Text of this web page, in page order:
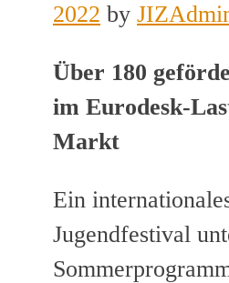
2022 by
Über 180
im Eurodesk-
Markt
Ein
Jugendfestival